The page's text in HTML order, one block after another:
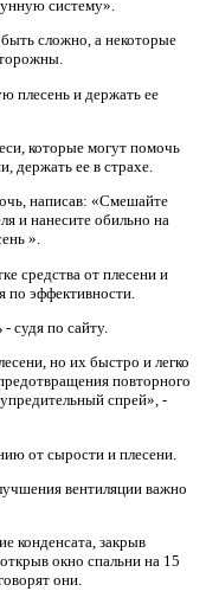
систему».
сложно, а некоторые
плесень и держать ее
которые могут помочь
держать ее в страхе.
написав: «Смешайте
и нанесите обильно на
».
средства от плесени и
по эффективности.
судя по сайту.
но их быстро и легко
повторного
спрей», -
от сырости и плесени.
вентиляции важно
конденсата, закрыв
окно спальни на 15
они.